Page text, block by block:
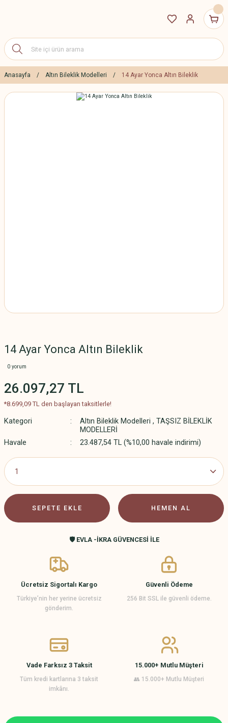
Anasayfa Altın Bileklik Modelleri 14 Ayar Yonca Altın Bileklik
14 Ayar Yonca Altın Bileklik
0 yorum
26.097,27 TL
*8.699,09 TL den başlayan taksitlerle!
Kategori Altın Bileklik Modelleri , TAŞSIZ BİLEKLİK
MODELLERİ
Havale
23.487,54 TL (%10,00 havale indirimi)
SEPETE EKLE HEMEN AL
🛡️ EVLA -İKRA GÜVENCESİ İLE
Ücretsiz Sigortalı Kargo
Türkiye’nin her yerine ücretsiz
gönderim.
Güvenli Ödeme
256 Bit SSL ile güvenli ödeme.
Vade Farksız 3 Taksit
Tüm kredi kartlarına 3 taksit
imkânı.
15.000+ Mutlu Müşteri
👥 15.000+ Mutlu Müşteri